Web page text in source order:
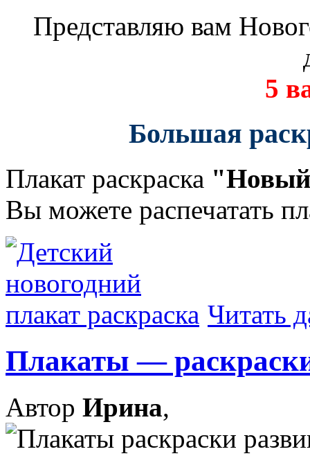
Представляю вам
5
Большая
Плакат раскраска
Вы можете распечатать
Читать
Плакаты —
Автор Ирина,